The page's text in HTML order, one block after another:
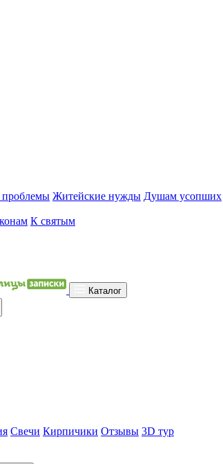
Житейские нужды Душам усопших
К святым
Каталог
Свечи Кирпичики Отзывы 3D тур